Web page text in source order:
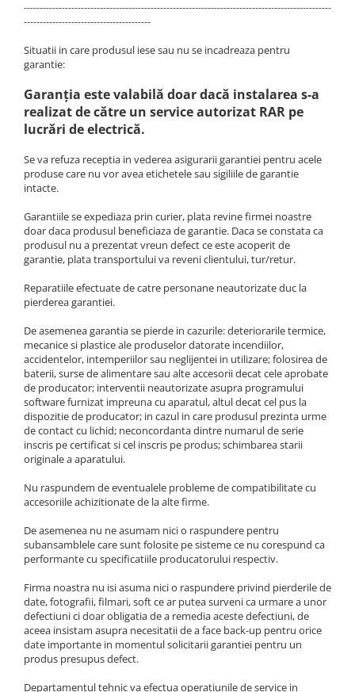
Navigații universale 2DIN
Rame adaptoare auto
Rame adaptoare auto
Rame adaptoare Volkswagen
Rame adaptoare Ford
Rame adaptoare Opel
Rame adaptoare Suzuki
Rame adaptoare Dacia
Rame adaptoare Audi
Rame adaptoare BMW
Rame adaptoare Seat
Rame adaptoare Renault
Rame adaptoare Volvo
Rame adaptoare Honda
Rame Adaptoare Porsche
Rame adaptoare Peugeot
-------------------------------------------------------------------------------------------------
----------------------------------------
Situatii in care produsul iese sau nu se incadreaza pentru
garantie:
Garanţia este valabilă doar dacă instalarea s-a
realizat de către un service autorizat RAR pe
lucrări de electrică.
Se va refuza receptia in vederea asigurarii garantiei pentru acele
produse care nu vor avea etichetele sau sigiliile de garantie
intacte.
Garantiile se expediaza prin curier, plata revine firmei noastre
doar daca produsul beneficiaza de garantie. Daca se constata ca
produsul nu a prezentat vreun defect ce este acoperit de
garantie, plata transportului va reveni clientului, tur/retur.
Reparatiile efectuate de catre personane neautorizate duc la
pierderea garantiei.
De asemenea garantia se pierde in cazurile: deteriorarile termice,
mecanice si plastice ale produselor datorate incendiilor,
accidentelor, intemperiilor sau neglijentei in utilizare; folosirea de
baterii, surse de alimentare sau alte accesorii decat cele aprobate
de producator; interventii neautorizate asupra programului
software furnizat impreuna cu aparatul, altul decat cel pus la
dispozitie de producator; in cazul in care produsul prezinta urme
de contact cu lichid; neconcordanta dintre numarul de serie
inscris pe certificat si cel inscris pe produs; schimbarea starii
originale a aparatului.
Nu raspundem de eventualele probleme de compatibilitate cu
accesoriile achizitionate de la alte firme.
De asemenea nu ne asumam nici o raspundere pentru
subansamblele care sunt folosite pe sisteme ce nu corespund ca
performante cu specificatiile producatorului respectiv.
Firma noastra nu isi asuma nici o raspundere privind pierderile de
date, fotografii, filmari, soft ce ar putea surveni ca urmare a unor
defectiuni ci doar obligatia de a remedia aceste defectiuni, de
aceea insistam asupra necesitatii de a face back-up pentru orice
date importante in momentul solicitarii garantiei pentru un
produs presupus defect.
Departamentul tehnic va efectua operatiunile de service in